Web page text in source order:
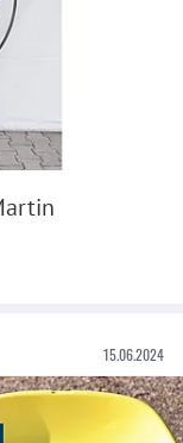
15.06.2024